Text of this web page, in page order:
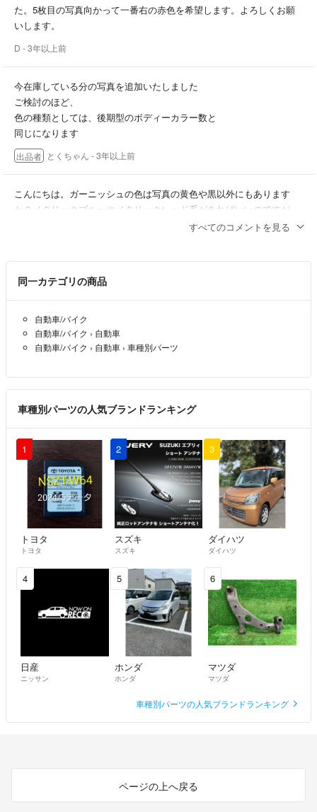
#アクセサリーライト￼
た。5枚目の写真向かって一番右の赤色を希望します。よろしくお願
いします。
D - 3年以上前
今在庫している分の写真を追加いたしました
ご検討のほど、
色の種類としては、後期型のボディーカラー数と
同じになります
出品者 とくちゃん - 3年以上前
こんにちは。ガーニッシュの色は写真の黄色や黒以外にもあります
か？メタリックブルーやメタリックレッド系があればいいのですが。
もしあるなら可能な全種類教えてください。よろしくお願いいたしま
D- 3年以上前
すべてのコメントを見る
同一カテゴリの商品
自動車/バイク
自動車/バイク › 自動車
自動車/バイク › 自動車 › 車種別パーツ
車種別パーツの人気ブランドランキング
1
トヨタ
トヨタ
2
スズキ
スズキ
3
ダイハツ
ダイハツ
4
日産
ニッサン
5
ホンダ
ホンダ
6
マツダ
マツダ
車種別パーツの人気ブランドランキング
ページの上へ戻る